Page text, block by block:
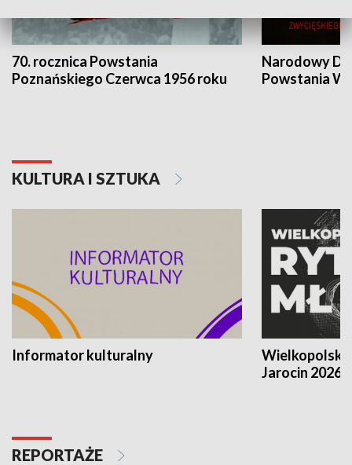
70. rocznica Powstania
Poznańskiego Czerwca 1956 roku
Narodowy
Powstania
KULTURA I SZTUKA
Informator kulturalny
Jarocin 2026
REPORTAŻE